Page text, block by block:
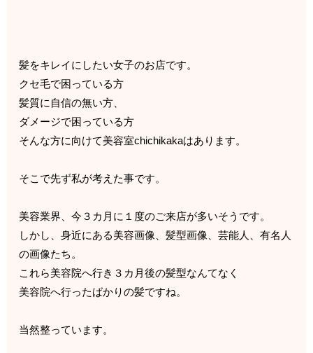
髪をキレイにしたい女子のお店です。
クセ毛で困っている方
髪質に自信の無い方、
ダメージで困っている方
そんな方に向けて美容室chichikakaはあります。
そこで先ず私が考えた事です。
美容業界、今３カ月に１度のご来店が多いそうです。
しかし、身近にある美容画像、髪型画像、芸能人、有名人
の画像たち。
これら美容院へ行き３カ月後の髪型なんてなく
美容院へ行ったばかりの髪ですね。
当然整っています。